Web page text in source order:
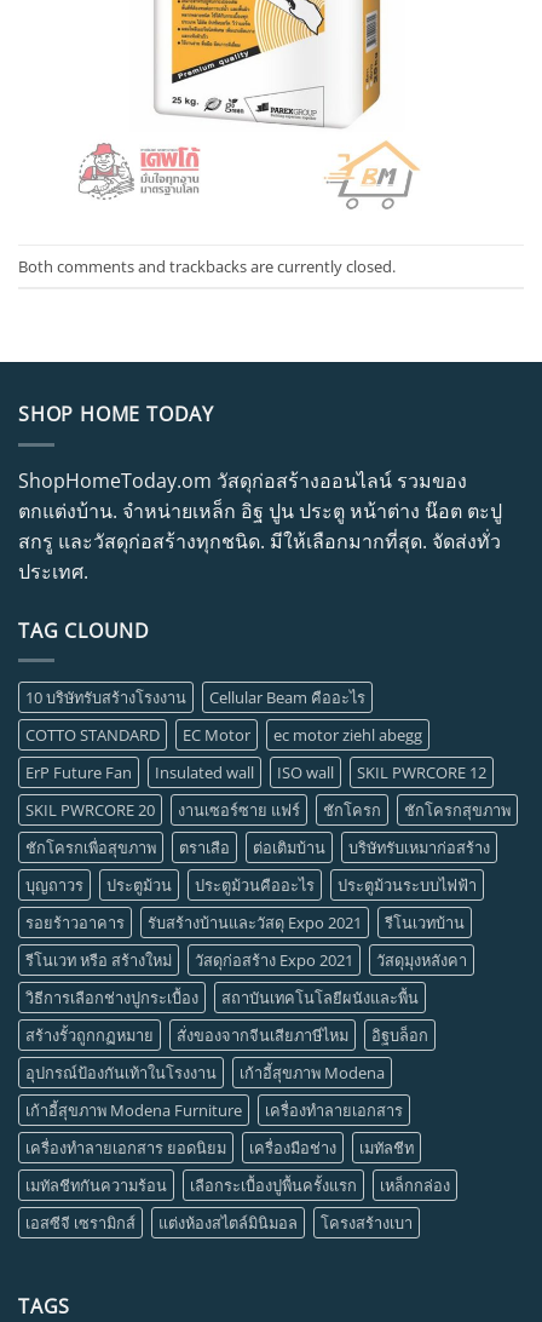
Both comments and trackbacks are currently closed.
SHOP HOME TODAY
ShopHomeToday.om วัสดุก่อสร้างออนไลน์ รวมของ
ตกแต่งบ้าน. จำหน่ายเหล็ก อิฐ ปูน ประตู หน้าต่าง น๊อต ตะปู
สกรู และวัสดุก่อสร้างทุกชนิด. มีให้เลือกมากที่สุด. จัดส่งทั่ว
ประเทศ.
TAG CLOUND
10 บริษัทรับสร้างโรงงาน
Cellular Beam คืออะไร
COTTO STANDARD
EC Motor
ec motor ziehl abegg
ErP Future Fan
Insulated wall ISO wall
SKIL PWRCORE 12
SKIL PWRCORE 20
งานเซอร์ซาย แฟร์ ชักโครก
ชักโครกสุขภาพ
ชักโครกเพื่อสุขภาพ
ตราเสือ ต่อเติมบ้าน
บริษัทรับเหมาก่อสร้าง
บุญถาวร
ประตูม้วน ประตูม้วนคืออะไร
ประตูม้วนระบบไฟฟ้า
รอยร้าวอาคาร
รับสร้างบ้านและวัสดุ Expo 2021
รีโนเวทบ้าน
รีโนเวท หรือ สร้างใหม่
วัสดุก่อสร้าง Expo 2021
วัสดุมุงหลังคา
วิธีการเลือกช่างปูกระเบื้อง
สถาบันเทคโนโลยีผนังและพื้น
สร้างรั้วถูกกฏหมาย
สั่งของจากจีนเสียภาษีไหม
อิฐบล็อก
อุปกรณ์ป้องกันเท้าในโรงงาน
เก้าอี้สุขภาพ Modena
เก้าอี้สุขภาพ Modena Furniture
เครื่องทำลายเอกสาร
เครื่องทำลายเอกสาร ยอดนิยม
เครื่องมือช่าง
เมทัลชีท
เมทัลชีทกันความร้อน
เลือกระเบื้องปูพื้นครั้งแรก
เหล็กกล่อง
เอสซีจี เซรามิกส์
แต่งห้องสไตล์มินิมอล โครงสร้างเบา
TAGS